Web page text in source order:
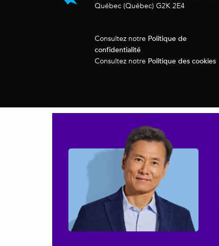
Québec (Québec) G2K 2E4
Consultez notre Politique de
confidentialité
Consultez notre Politique des cookies